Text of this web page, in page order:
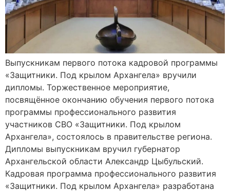
Выпускникам первого потока кадровой программы
«Защитники. Под крылом Архангела» вручили
дипломы. Торжественное мероприятие,
посвящённое окончанию обучения первого потока
программы профессионального развития
участников СВО «Защитники. Под крылом
Архангела», состоялось в правительстве региона.
Дипломы выпускникам вручил губернатор
Архангельской области Александр Цыбульский.
Кадровая программа профессионального развития
«Защитники. Под крылом Архангела» разработана